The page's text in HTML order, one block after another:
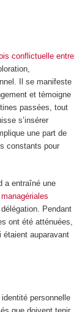
conflictuelle entre
Il se manifeste
et témoigne
passées, tout
s’insérer
une part de
constants pour
a entraîné une
Pendant
ont été atténuées,
étaient auparavant
personnelle